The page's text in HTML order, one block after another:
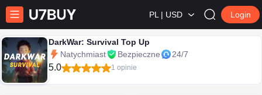
PL | USD Login
DarkWar: Survival Top Up
Natychmiast
Bezpieczne 24/7
5.0 1 opinie